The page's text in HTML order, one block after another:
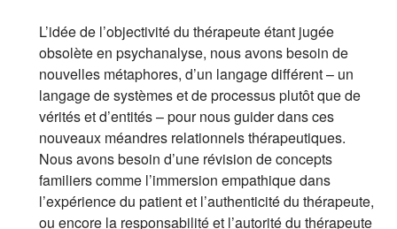
L’idée de l’objectivité du thérapeute étant jugée
obsolète en psychanalyse, nous avons besoin de
nouvelles métaphores, d’un langage différent – un
langage de systèmes et de processus plutôt que de
vérités et d’entités – pour nous guider dans ces
nouveaux méandres relationnels thérapeutiques.
Nous avons besoin d’une révision de concepts
familiers comme l’immersion empathique dans
l’expérience du patient et l’authenticité du thérapeute,
ou encore la responsabilité et l’autorité du thérapeute